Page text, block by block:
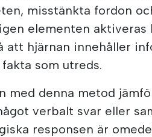
misstänkta fordon
elementen
att hjärnan innehåller
som utreds.
med denna metod
verbalt svar eller
responsen är